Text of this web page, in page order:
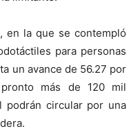
en la que se contempló
para personas
un avance de 56.27 por
más de 120 mil
podrán circular por una